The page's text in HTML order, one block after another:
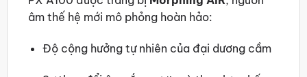
âm thế hệ mới mô phỏng hoàn hảo:
Độ cộng hưởng tự nhiên của đại dương cầm